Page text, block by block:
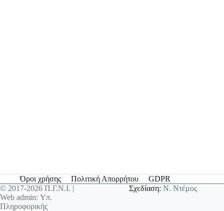
Όροι χρήσης Πολιτική Απορρήτου
GDPR
© 2017-2026 Π.Γ.Ν.Ι. |
Web admin: Υπ.
Πληροφορικής
Σχεδίαση:Ν. Ντέμος